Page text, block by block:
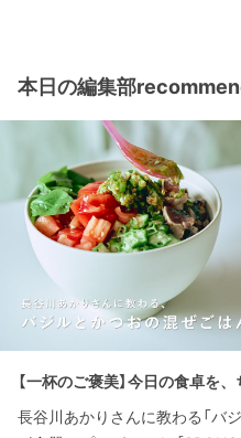
本日の編集部
【一杯のご褒美】今日の食卓を
長谷川あかりさんに教わる「バ